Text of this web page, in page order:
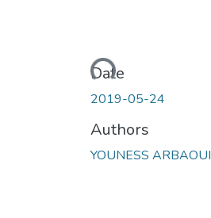
Loading...
Date
2019-05-24
Authors
YOUNESS ARBAOUI